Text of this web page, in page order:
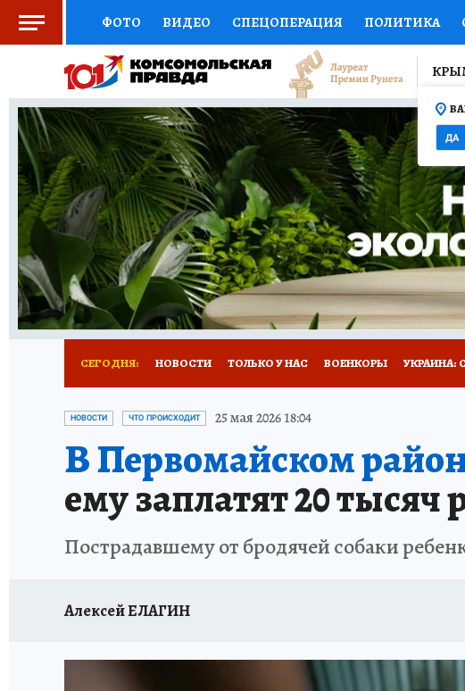
ФОТО ВИДЕО СПЕЦОПЕРАЦИЯ ПОЛИТИКА
ЗДОРОВЬЕ СОЦПОДДЕРЖКА НАУКА СПОРТ
ВЫБОР ЭКСПЕРТОВ ДОКТОР ФИНАНСЫ
КНИЖНАЯ ПОЛКА ПРОГНОЗЫ НА СПОРТ
ПРЕСС-ЦЕНТР НЕДВИЖИМОСТЬ ТЕЛЕВИЗОР
КОЛЛЕКЦИИ РЕКЛАМА ТЕСТЫ НОВОЕ НА
ДА
СЕГОДНЯ: НОВОСТИ ТОЛЬКО У НАС ВОЕНКОРЫ УКРАИНА:
СИТУАЦИЯ С МАЗУТОМ В КРЫМУ
НОВОСТИ ЧТО ПРОИСХОДИТ 25 мая 2026 18:04
В Первомайском
ему заплатят 20 тысяч
Пострадавшему от бродячей собаки
Алексей ЕЛАГИН